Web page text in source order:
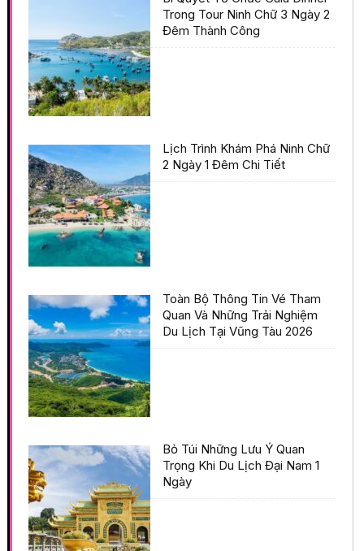
Trong Tour Ninh Chữ 3 Ngày 2
Đêm Thành Công
Lịch Trình Khám Phá Ninh Chữ
2 Ngày 1 Đêm Chi Tiết
Toàn Bộ Thông Tin Vé Tham
Quan Và Những Trải Nghiệm
Du Lịch Tại Vũng Tàu 2026
Bỏ Túi Những Lưu Ý Quan
Trọng Khi Du Lịch Đại Nam 1
Ngày